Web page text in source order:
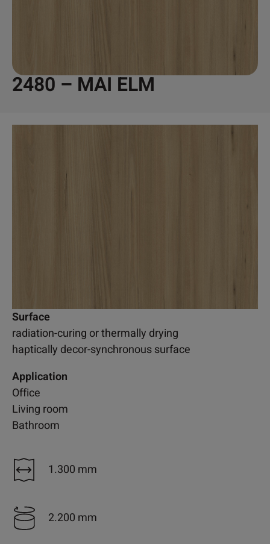
2480 – MAI ELM
Surface
radiation-curing or thermally drying
haptically decor-synchronous surface
Application
Office
Living room
Bathroom
1.300 mm
2.200 mm